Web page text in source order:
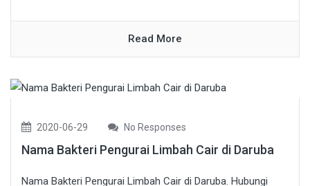
Read More
2020-06-29 No Responses
Nama Bakteri Pengurai Limbah Cair di Daruba
Nama Bakteri Pengurai Limbah Cair di Daruba. Hubungi